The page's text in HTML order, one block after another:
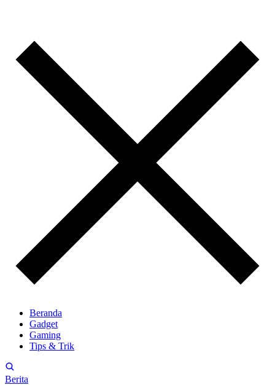
Beranda
Gadget
Gaming
Tips & Trik
Berita